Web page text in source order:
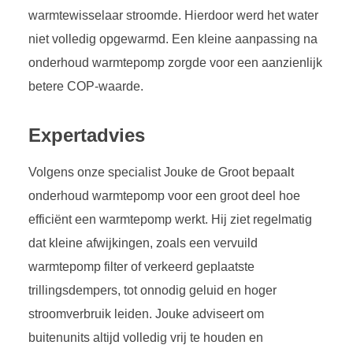
warmtewisselaar stroomde. Hierdoor werd het water
niet volledig opgewarmd. Een kleine aanpassing na
onderhoud warmtepomp zorgde voor een aanzienlijk
betere COP-waarde.
Expertadvies
Volgens onze specialist Jouke de Groot bepaalt
onderhoud warmtepomp voor een groot deel hoe
efficiënt een warmtepomp werkt. Hij ziet regelmatig
dat kleine afwijkingen, zoals een vervuild
warmtepomp filter of verkeerd geplaatste
trillingsdempers, tot onnodig geluid en hoger
stroomverbruik leiden. Jouke adviseert om
buitenunits altijd volledig vrij te houden en